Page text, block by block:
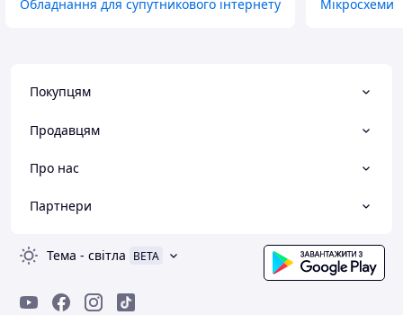
Обладнання для супутникового інтернету Мікросхеми
Покупцям
Продавцям
Про нас
Партнери
Тема - світла BETA